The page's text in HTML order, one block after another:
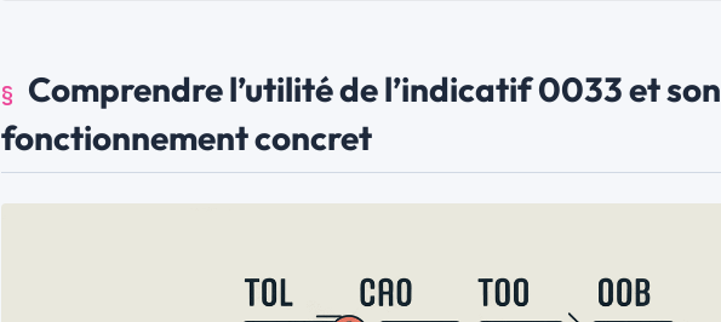
Comprendre l’utilité de l’indicatif 0033 et son
fonctionnement concret